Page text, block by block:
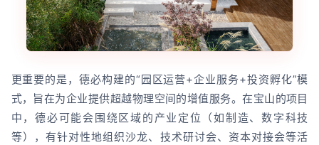
更重要的是，德必构建的“园区运营+企业服务+投资孵化”模
式，旨在为企业提供超越物理空间的增值服务。在宝山的项目
中，德必可能会围绕区域的产业定位（如制造、数字科技
等），有针对性地组织沙龙、技术研讨会、资本对接会等活